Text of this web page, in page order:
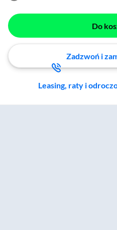
Do
Zadzwoń i
Leasing, raty i